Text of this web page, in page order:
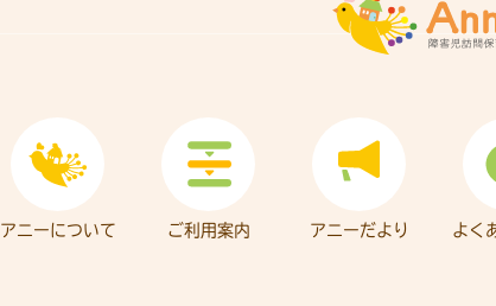
アニーについて ご利用案内 アニーだより よく